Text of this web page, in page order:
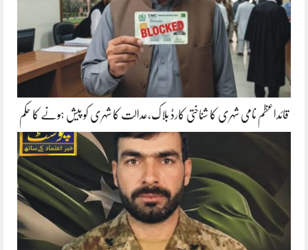
قائداعظم نامی شہری کا شناختی کارڈ بلاک،عدالت کا شہری کو پیش ہونے کا حکم